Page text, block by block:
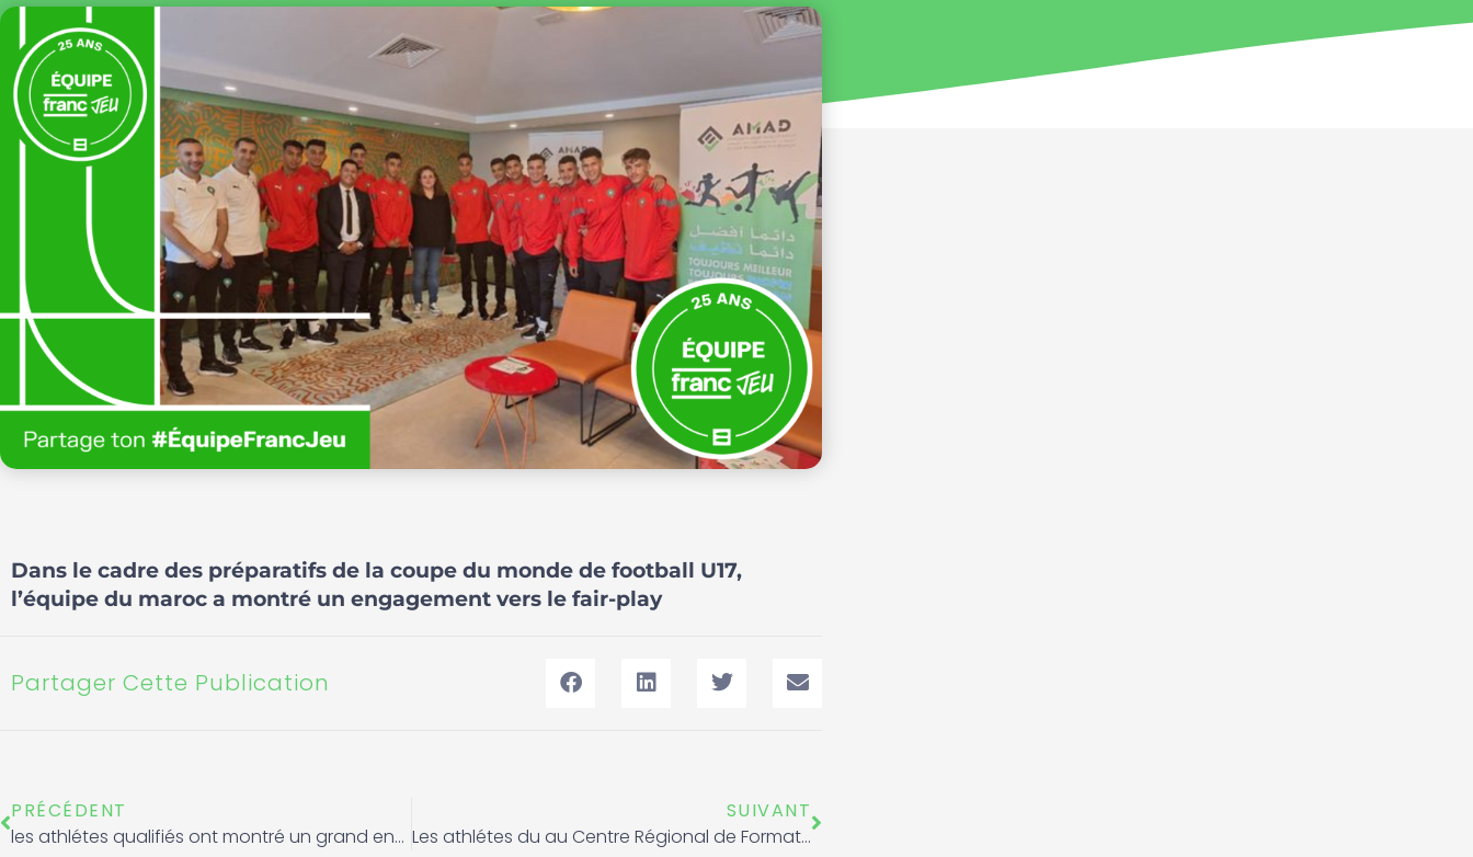
Dans le cadre des préparatifs de la coupe du monde de football U17,
l’équipe du maroc a montré un engagement vers le fair-play
Partager Cette Publication
Précédent
PRÉCÉDENT
les athlétes qualifiés ont montré un grand engagement vers le franc jeu et le fair-play
SUIVANT
Les athlétes du au Centre Régional de Formation d’Athlétisme de Khenifra ont mis en évidence leur…
Suivant